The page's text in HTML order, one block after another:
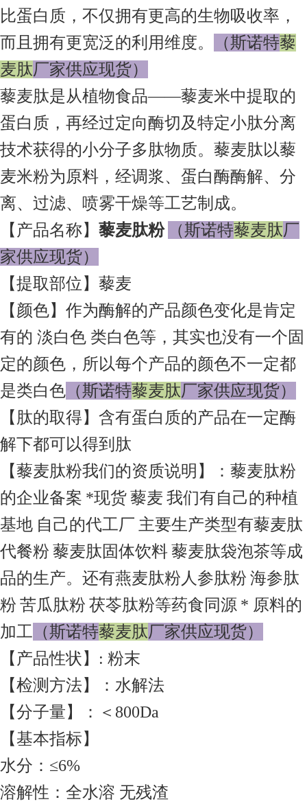
比蛋白质，不仅拥有更高的生物吸收率，
而且拥有更宽泛的利用维度。
（斯诺特藜
麦肽厂家供应现货）
藜麦肽是从植物食品——藜麦米中提取的
蛋白质，再经过定向酶切及特定小肽分离
技术获得的小分子多肽物质。藜麦肽以藜
麦米粉为原料，经调浆、蛋白酶酶解、分
离、过滤、喷雾干燥等工艺制成。
【产品名称】 藜麦肽粉 （斯诺特藜麦肽厂
家供应现货）
【提取部位】藜麦
【颜色】作为酶解的产品颜色变化是肯定
有的 淡白色 类白色等，其实也没有一个固
定的颜色，所以每个产品的颜色不一定都
是类白色 （斯诺特藜麦肽厂家供应现货）
【肽的取得】含有蛋白质的产品在一定酶
解下都可以得到肽
【藜麦肽粉我们的资质说明】：藜麦肽粉
的企业备案 *现货藜麦 我们有自己的种植
基地 自己的代工厂 主要生产类型有藜麦肽
代餐粉 藜麦肽固体饮料 藜麦肽袋泡茶等成
品的生产。还有燕麦肽粉人参肽粉 海参肽
粉 苦瓜肽粉 茯苓肽粉等药食同源 * 原料的
加工 （斯诺特藜麦肽厂家供应现货）
【产品性状】: 粉末
【检测方法】：水解法
【分子量】：＜800Da
【基本指标】
水分：≤6%
溶解性：全水溶 无残渣